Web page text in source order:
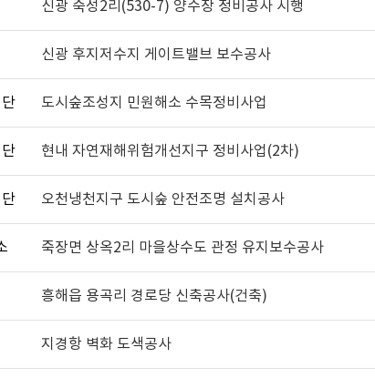
신광 죽성2리(530-7) 양수장 정비공사 시행
신광 후지저수지 게이트밸브 보수공사
도시숲조성지 민원해소 수목정비사업
현내 자연재해위험개선지구 정비사업(2차)
오천냉천지구 도시숲 안전조명 설치공사
죽장면 상옥2리 마을상수도 관정 유지보수공사
흥해읍 용곡리 경로당 신축공사(건축)
지경항 벽화 도색공사